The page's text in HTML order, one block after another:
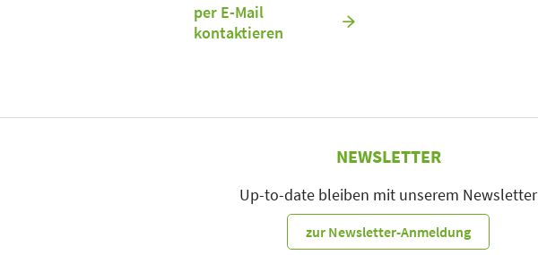
per E-Mail
kontaktieren
NEWSLETTER
Up-to-date bleiben mit unserem Newsletter
zur Newsletter-Anmeldung